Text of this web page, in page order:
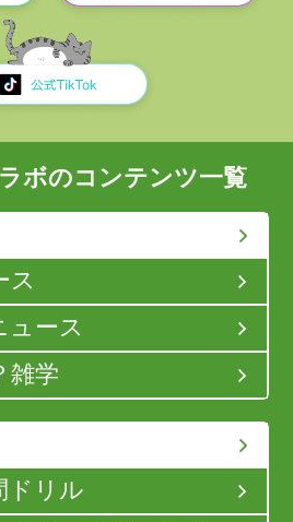
ボのコンテンツ一覧
ス
ュース
雑学
ドリル